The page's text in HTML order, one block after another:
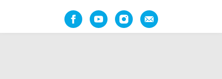
FacebookYouTubeInstagramNapište
nám